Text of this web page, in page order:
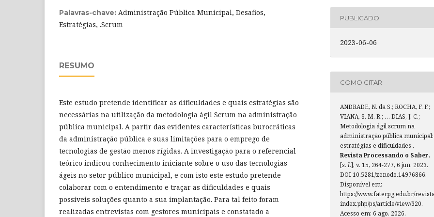
Palavras-chave: Administração Pública Municipal, Desafios,
Estratégias, .Scrum
RESUMO
Este estudo pretende identificar as dificuldades e quais estratégias são
necessárias na utilização da metodologia ágil Scrum na administração
pública municipal. A partir das evidentes características burocráticas
da administração pública e suas limitações para o emprego de
tecnologias de gestão menos rígidas. A investigação para o referencial
teórico indicou conhecimento iniciante sobre o uso das tecnologias
ágeis no setor público municipal, e com isto este estudo pretende
colaborar com o entendimento e traçar as dificuldades e quais
possíveis soluções quanto a sua implantação. Para tal feito foram
realizadas entrevistas com gestores municipais e constatado a
PUBLICADO
2023-06-06
COMO CITAR
ANDRADE, N. da S.; ROCHA, F. F.;
VIANA, S. M. R.; … DIAS, J. C.;
Metodologia ágil scrum na
administração pública municipal:
estratégias e dificuldades .
Revista Processando o Saber,
[s. l.], v. 15, 264-277, 6 jun. 2023.
DOI 10.5281/zenodo.14976866.
Disponível em:
https://www.fatecpg.edu.br/
index.php/ps/article/view/320.
Acesso em: 6 ago. 2026.